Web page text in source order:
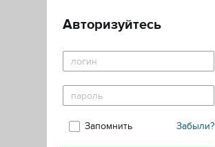
Авторизуйтесь
Забыли?
Запомнить